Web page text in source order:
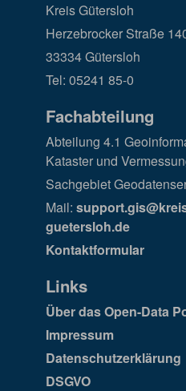
Kreis Gütersloh
Herzebrocker Straße
33334 Gütersloh
Tel: 05241 85-0
Fachabteilung
Abteilung 4.1
Kataster und
Sachgebiet
Mail:
guetersloh.de
Kontaktformular
Links
Über das Open-Data
Impressum
Datenschutzerklärung
DSGVO